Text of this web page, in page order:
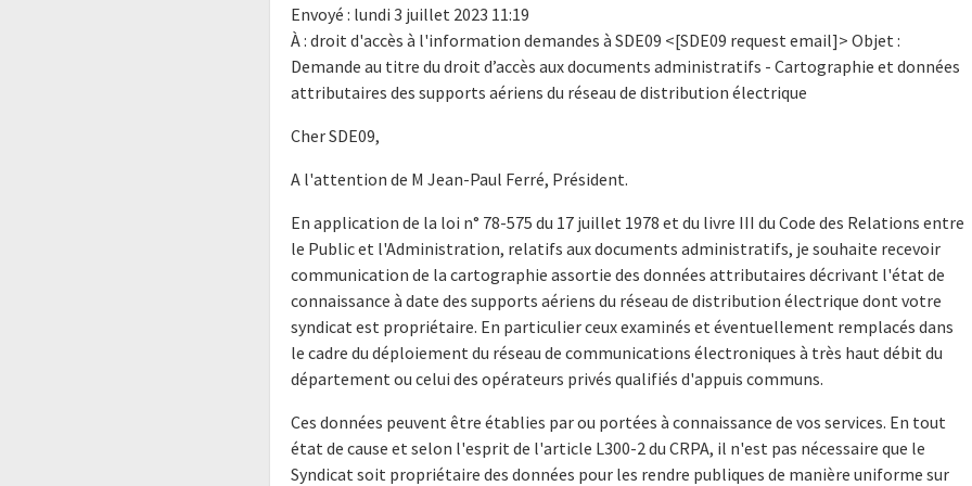
Envoyé : lundi 3 juillet 2023 11:19
À : droit d'accès à l'information demandes à SDE09 <[SDE09 request email]> Objet :
Demande au titre du droit d’accès aux documents administratifs - Cartographie et données
attributaires des supports aériens du réseau de distribution électrique
Cher SDE09,
A l'attention de M Jean-Paul Ferré, Président.
En application de la loi n° 78-575 du 17 juillet 1978 et du livre III du Code des Relations entre
le Public et l'Administration, relatifs aux documents administratifs, je souhaite recevoir
communication de la cartographie assortie des données attributaires décrivant l'état de
connaissance à date des supports aériens du réseau de distribution électrique dont votre
syndicat est propriétaire. En particulier ceux examinés et éventuellement remplacés dans
le cadre du déploiement du réseau de communications électroniques à très haut débit du
département ou celui des opérateurs privés qualifiés d'appuis communs.
Ces données peuvent être établies par ou portées à connaissance de vos services. En tout
état de cause et selon l'esprit de l'article L300-2 du CRPA, il n'est pas nécessaire que le
Syndicat soit propriétaire des données pour les rendre publiques de manière uniforme sur